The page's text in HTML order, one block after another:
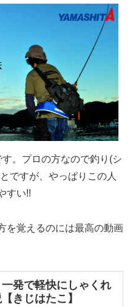
。プロの方なので釣り(シ
ですが、やっぱりこの人
すい!!
を覚えるのには最高の動画
発で軽快にしゃくれ
きじはたこ】